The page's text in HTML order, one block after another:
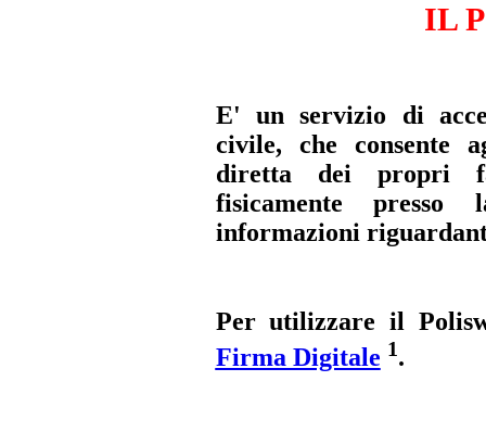
IL
E' un servizio di
civile, che consente
diretta dei propri
fisicamente presso
informazioni
Per utilizzare il
Firma Digitale 1.